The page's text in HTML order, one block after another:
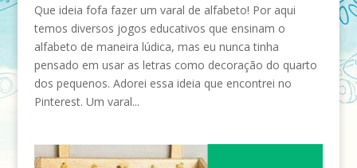
Que ideia fofa fazer um varal de alfabeto! Por aqui
temos diversos jogos educativos que ensinam o
alfabeto de maneira lúdica, mas eu nunca tinha
pensado em usar as letras como decoração do quarto
dos pequenos. Adorei essa ideia que encontrei no
Pinterest. Um varal...